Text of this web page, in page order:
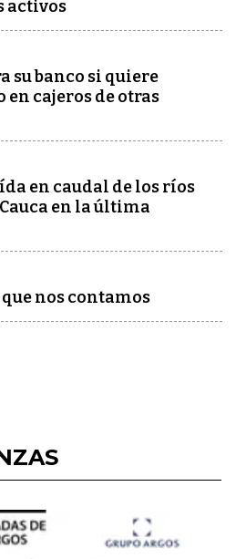
activos
su banco si quiere
cajeros de otras
en caudal de los ríos
en la última
nos contamos